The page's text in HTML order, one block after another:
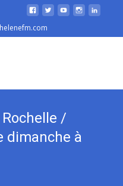
/
dimanche à